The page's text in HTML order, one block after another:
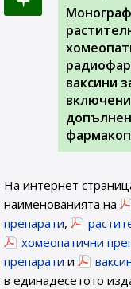
ваксини
На интернет
наименованията на
препарати,
хомеопатични
препарати и
в единадесетото